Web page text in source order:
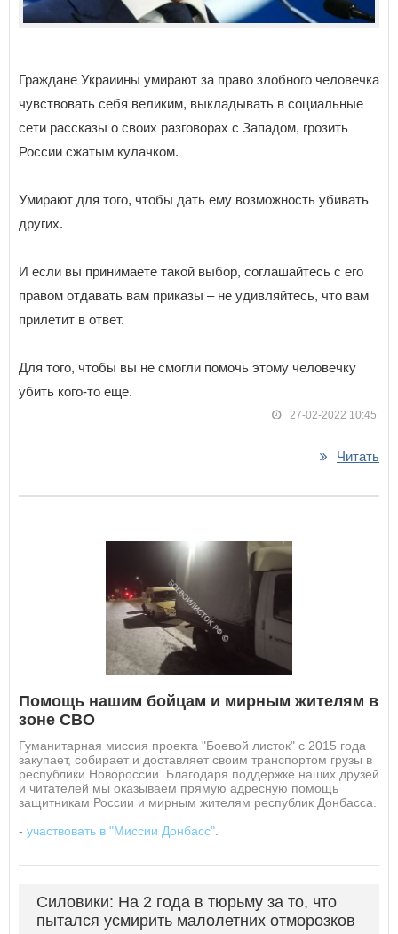
Граждане Украиины умирают за право злобного человечка
чувствовать себя великим, выкладывать в социальные
сети рассказы о своих разговорах с Западом, грозить
России сжатым кулачком.
Умирают для того, чтобы дать ему возможность убивать
других.
И если вы принимаете такой выбор, соглашайтесь с его
правом отдавать вам приказы – не удивляйтесь, что вам
прилетит в ответ.
Для того, чтобы вы не смогли помочь этому человечку
убить кого-то еще.
27-02-2022 10:45
Читать
Помощь нашим бойцам и мирным жителям в
зоне СВО
Гуманитарная миссия проекта "Боевой листок" с 2015 года
закупает, собирает и доставляет своим транспортом грузы в
республики Новороссии. Благодаря поддержке наших друзей
и читателей мы оказываем прямую адресную помощь
защитникам России и мирным жителям республик Донбасса.
- участвовать в "Миссии Донбасс"
Силовики: На 2 года в тюрьму за то, что
пытался усмирить малолетних отморозков